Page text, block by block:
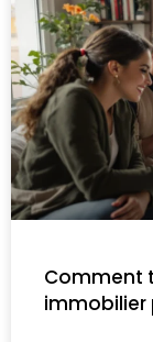
Comment
immobilier